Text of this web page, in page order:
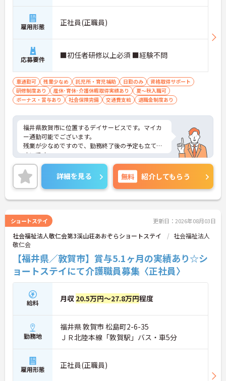
雇用形態 正社員(正職員)
応募要件 ■初任者研修以上必須 ■経験不問
車通勤可 残業少なめ 託児所・育児補助 日勤のみ
資格取得サポート
研修制度あり
産休･育休･介護休暇取得実績あり
夏～秋入職可
ボーナス・賞与あり
社会保険完備 交通費支給 退職金制度あり
福井県敦賀市に位置するデイサービスです。マイカ
ー通勤可能でございます。
残業が少なめですので、勤務終了後の予定も立てや
すいです。
資格取得支援制度がございますので、働きながらス
キルアップを目指せます。
ご興味のある方には、面接対策ポイントなど、さら
に詳細をお話しいたしますのでお気軽にご相談くだ
さい！
詳細を見る 無料 紹介してもらう
ショートステイ 更新日：2026年08月03日
社会福祉法人敬仁会第3渓山荘あおぞらショートステイ
社会福祉法人
敬仁会
【福井県／敦賀市】賞与5.1ヶ月の実績あり☆シ
ョートステイにて介護職員募集〈正社員〉
給料 月収 20.5万円～27.8万円程度
勤務地
福井県 敦賀市 松島町2-6-35
ＪＲ北陸本線「敦賀駅」バス・車5分
雇用形態 正社員(正職員)